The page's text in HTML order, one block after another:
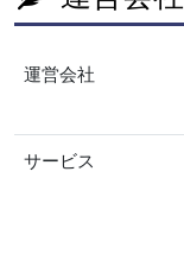
運営会社
サービス